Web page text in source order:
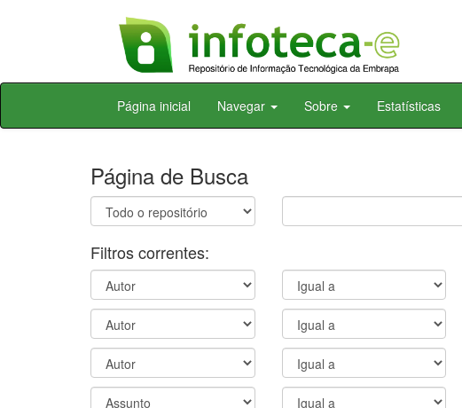
Skip
Página inicial Navegar Sobre Estatísticas
Página de Busca
Filtros correntes: